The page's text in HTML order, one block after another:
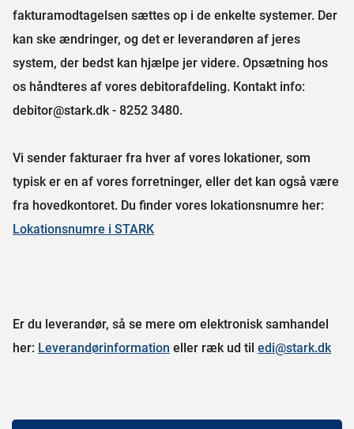
fakturamodtagelsen sættes op i de enkelte systemer. Der
kan ske ændringer, og det er leverandøren af jeres
system, der bedst kan hjælpe jer videre. Opsætning hos
os håndteres af vores debitorafdeling. Kontakt info:
debitor@stark.dk - 8252 3480.
Vi sender fakturaer fra hver af vores lokationer, som
typisk er en af vores forretninger, eller det kan også være
fra hovedkontoret. Du finder vores lokationsnumre her:
Lokationsnumre i STARK
Er du leverandør, så se mere om elektronisk samhandel
her: Leverandørinformation eller ræk ud til edi@stark.dk